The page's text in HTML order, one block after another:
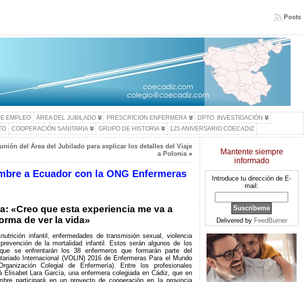
Posts
EMPLEO ÁREA DEL JUBILADO PRESCRICION ENFERMERA
DPTO. INVESTIGACIÓN
COOPERACIÓN SANITARIA GRUPO DE HISTORIA 125 ANIVERSARIO COECADIZ
del Área del Jubilado para explicar los detalles del Viaje
a Polonia»
a Ecuador con la ONG Enfermeras
«Creo que esta experiencia me va a
de ver la vida»
infantil, enfermedades de transmisión sexual, violencia
de la mortalidad infantil. Estos serán algunos de los
se enfrentarán los 38 enfermeros que formarán parte del
Internacional (VOLIN) 2016 de Enfermeras Para el Mundo
Colegial de Enfermería). Entre los profesionales
Elisabet Lara García, una enfermera colegiada en Cádiz, que en
participará en un proyecto de cooperación en la provincia
Mantente siempre
informado
Introduce tu dirección de E-
mail:
Delivered by FeedBurner